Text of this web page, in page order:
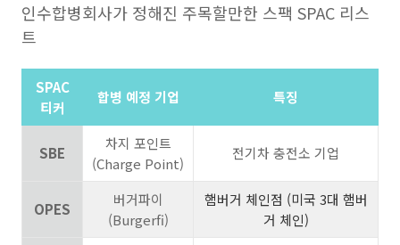
인수합병회사가 정해진 주목할만한 스팩 SPAC 리스
트
SPAC
티커
합병 예정 기업 특징
SBE
차지 포인트
(Charge Point)
전기차 충전소 기업
OPES
버거파이
(Burgerfi)
햄버거 체인점 (미국 3대 햄버
거 체인)